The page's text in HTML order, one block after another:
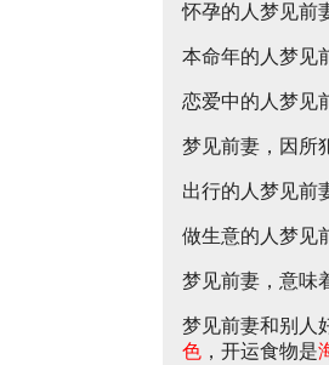
怀孕的人梦见前
本命年的人梦见
恋爱中的人梦见
梦见前妻，因所
出行的人梦见前
做生意的人梦见
梦见前妻，意味
梦见前妻和别人
色 ，开运食物是